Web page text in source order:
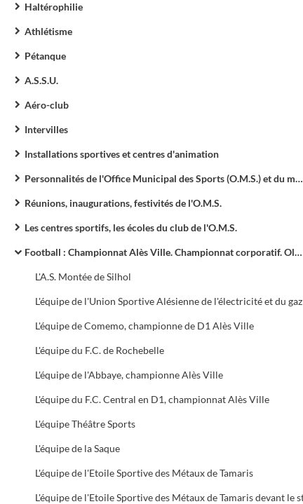
Haltérophilie
Athlétisme
Pétanque
A.S.S.U.
Aéro-club
Intervilles
Installations sportives et centres d'animation
Personnalités de l'Office Municipal des Sports (O.M.S.) et du monde du sport
Réunions, inaugurations, festivités de l'O.M.S.
Les centres sportifs, les écoles du club de l'O.M.S.
Football : Championnat Alès Ville. Championnat corporatif. Olympique d'Alès (O.A.) ; Olympique d'Alès en Cévennes (O.A.C.)
L'A.S. Montée de Silhol
L'équipe de l'Union Sportive Alésienne de l'électricité et du gaz
L'équipe de Comemo, championne de D1 Alès Ville
L'équipe du F.C. de Rochebelle
L'équipe de l'Abbaye, championne Alès Ville
L'équipe du F.C. Central en D1, championnat Alès Ville
L'équipe Théâtre Sports
L'équipe de la Saque
L'équipe de l'Etoile Sportive des Métaux de Tamaris